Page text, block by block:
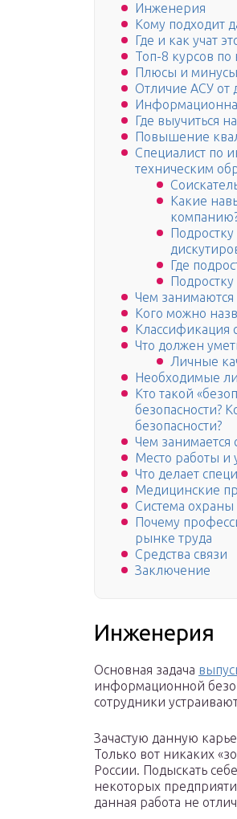
Инженерия
Кому подходит
Где и как учат
Топ-8 курсов по
Плюсы и
Отличие АСУ от
Где выучиться
Повышение
Специалист по
техническим
Какие
Где
Чем занимаются
Кого можно
Классификация
Что должен
Личные
Необходимые
Кто такой
безопасности?
безопасности?
Чем занимается
Место работы и
Что делает
Медицинские
Система охраны
Почему
рынке труда
Средства связи
Заключение
Инженерия
Основная задача
информационной
сотрудники
Зачастую данную
Только вот никаких
России. Подыскать
некоторых
данная работа не